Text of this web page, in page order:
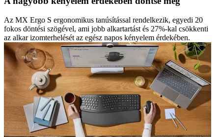
Az MX Ergo S ergonomikus tanúsítással rendelkezik, egyedi 20
fokos döntési szögével, ami jobb alkartartást és 27%-kal csökkenti
az alkar izomterhelését az egész napos kényelem érdekében.